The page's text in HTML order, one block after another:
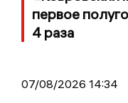
первое
4 раза
07/08/2026 14:34